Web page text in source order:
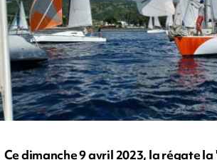
Ce dimanche 9 avril 2023, la régate la